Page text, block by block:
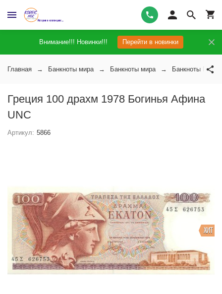
Внимание!!! Новинки!!! Перейти в новинки
Главная Банкноты мира Банкноты мира Банкноты
Греция 100 драхм 1978 Богинья Афина
UNC
Артикул: 5866
ХИТ